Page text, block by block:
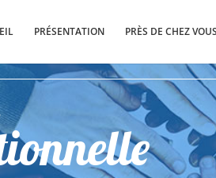
PRÉSENTATION PRÈS DE CHEZ VOUS